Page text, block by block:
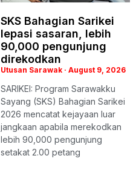
SKS Bahagian Sarikei
lepasi sasaran, lebih
90,000 pengunjung
direkodkan
Utusan Sarawak August 9, 2026
SARIKEI: Program Sarawakku
Sayang (SKS) Bahagian Sarikei
2026 mencatat kejayaan luar
jangkaan apabila merekodkan
lebih 90,000 pengunjung
setakat 2.00 petang